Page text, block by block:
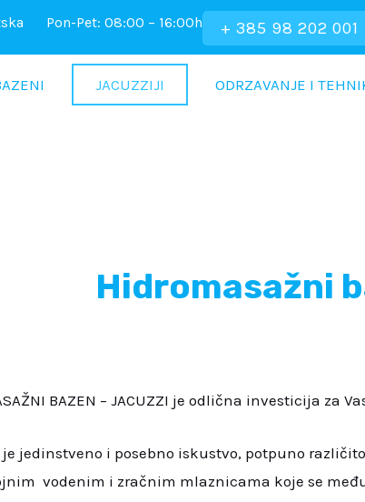
Pon-Pet: 08:00 – 16:00h + 385 98 202 001
JACUZZIJI ODRZAVANJE I
Hidromasažni
BAZEN – JACUZZI je odlična investicija za
jedinstveno i posebno iskustvo, potpuno
vodenim i zračnim mlaznicama koje se